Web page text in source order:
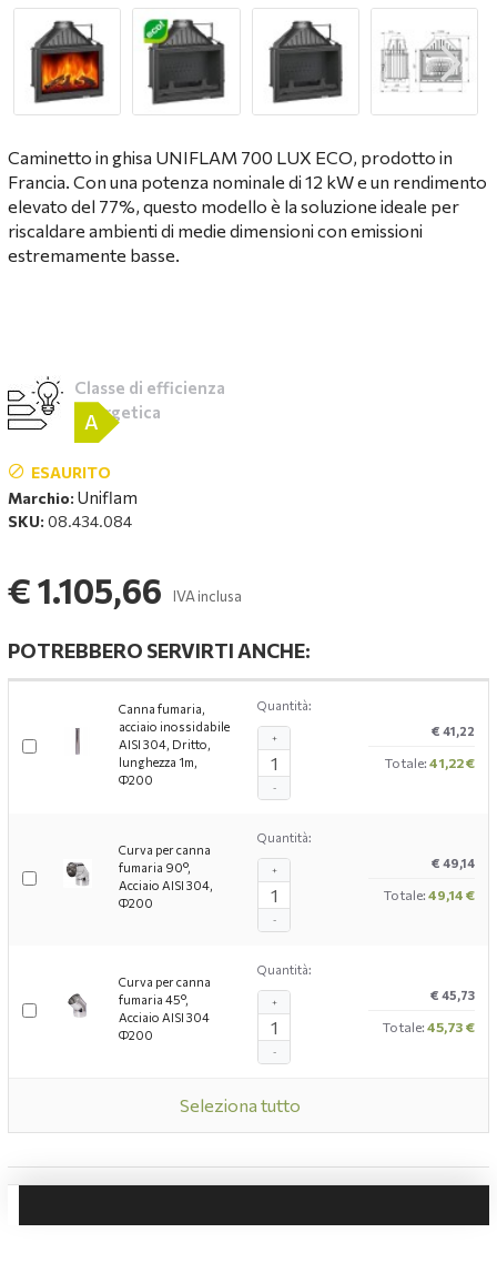
Caminetto in ghisa UNIFLAM 700 LUX ECO, prodotto in
Francia. Con una potenza nominale di 12 kW e un rendimento
elevato del 77%, questo modello è la soluzione ideale per
riscaldare ambienti di medie dimensioni con emissioni
estremamente basse.
Classe di efficienza
energetica
A
ESAURITO
Marchio: Uniflam
SKU: 08.434.084
€ 1.105,66 IVA inclusa
POTREBBERO SERVIRTI ANCHE:
Canna fumaria,
acciaio inossidabile
AISI 304, Dritto,
lunghezza 1m,
Ф200
Quantità:
-
+ € 41,22
Totale: 41,22 €
Curva per canna
fumaria 90°,
Acciaio AISI 304,
Ф200
Quantità:
-
+ € 49,14
Totale: 49,14 €
Curva per canna
fumaria 45°,
Acciaio AISI 304
Ф200
Quantità:
-
+ € 45,73
Totale: 45,73 €
Seleziona tutto